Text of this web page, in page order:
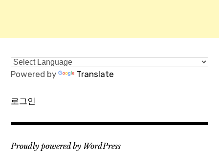
Powered by Translate
로그인
Proudly powered by WordPress